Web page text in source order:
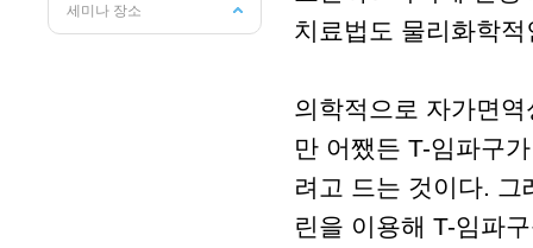
세미나 장소
치료법도 물리화학
의학적으로 자가면
만 어쨌든 T-임파구
려고 드는 것이다.
린을 이용해 T-임파